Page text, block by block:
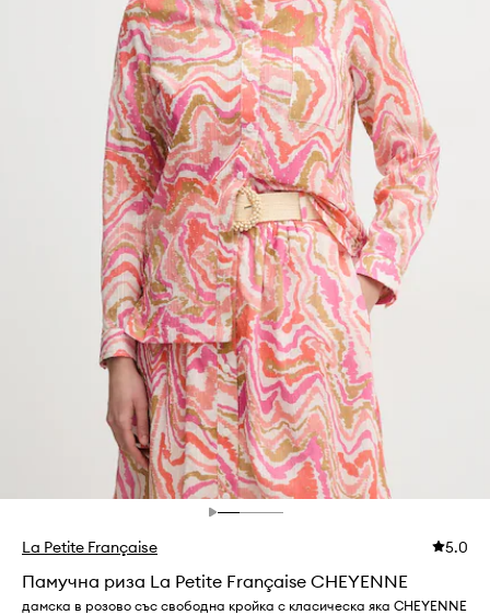
La Petite Française 5.0
Памучна риза La Petite Française CHEYENNE
дамска в розово със свободна кройка с класическа яка CHEYENNE